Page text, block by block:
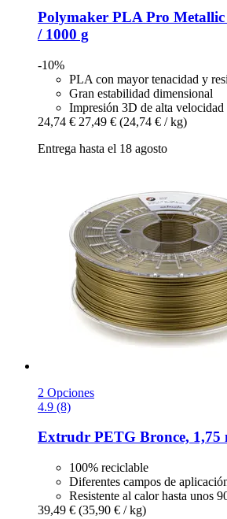
Polymaker PLA Pro Metallic
/ 1000 g
-10%
PLA con mayor tenacidad y
Gran estabilidad dimensional
Impresión 3D de alta velocidad
24,74 € 27,49 € (24,74 € / kg)
Entrega hasta el 18 agosto
2 Opciones
4.9 (8)
Extrudr PETG Bronce, 1,75
100% reciclable
Diferentes campos de
Resistente al calor hasta unos
39,49 € (35,90 € / kg)